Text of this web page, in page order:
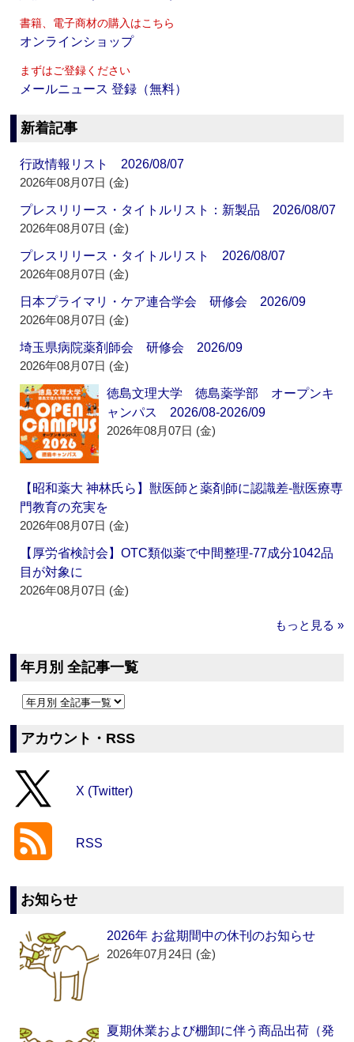
書籍、電子商材の購入はこちら
オンラインショップ
まずはご登録ください
メールニュース 登録（無料）
新着記事
行政情報リスト 2026/08/07
2026年08月07日 (金)
プレスリリース・タイトルリスト：新製品 2026/08/07
2026年08月07日 (金)
プレスリリース・タイトルリスト 2026/08/07
2026年08月07日 (金)
日本プライマリ・ケア連合学会 研修会 2026/09
2026年08月07日 (金)
埼玉県病院薬剤師会 研修会 2026/09
2026年08月07日 (金)
徳島文理大学 徳島薬学部 オープンキ
ャンパス 2026/08-2026/09
2026年08月07日 (金)
【昭和薬大 神林氏ら】獣医師と薬剤師に認識差‐獣医療専
門教育の充実を
2026年08月07日 (金)
【厚労省検討会】OTC類似薬で中間整理‐77成分1042品
目が対象に
2026年08月07日 (金)
もっと見る »
年月別 全記事一覧
アカウント・RSS
X (Twitter)
RSS
お知らせ
2026年 お盆期間中の休刊のお知らせ
2026年07月24日 (金)
夏期休業および棚卸に伴う商品出荷（発